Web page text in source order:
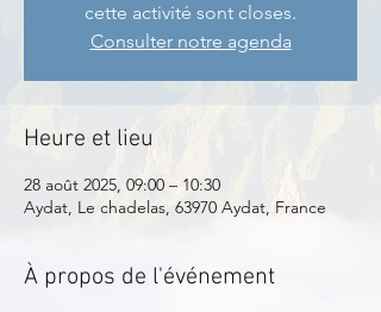
cette activité sont closes.
Consulter notre agenda
Heure et lieu
28 août 2025, 09:00 – 10:30
Aydat, Le chadelas, 63970 Aydat, France
À propos de l'événement